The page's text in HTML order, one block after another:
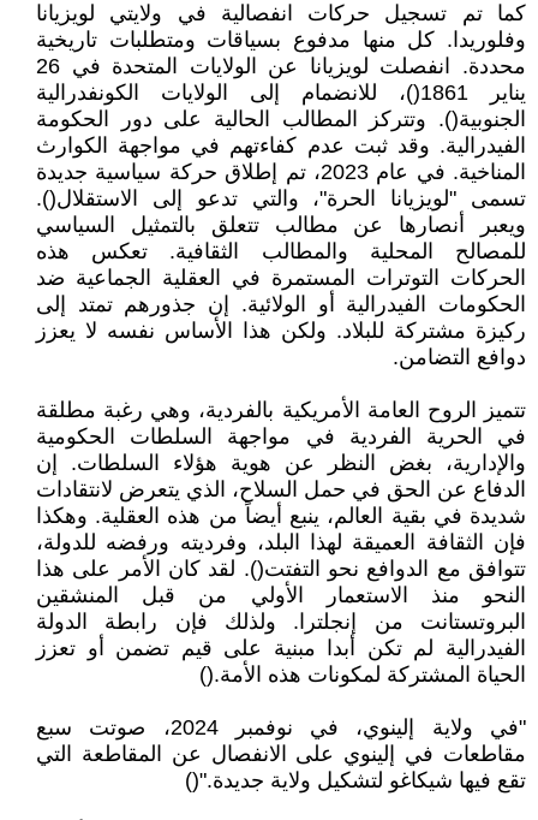
كما تم تسجيل حركات انفصالية في ولايتي لويزيانا
وفلوريدا. كل منها مدفوع بسياقات ومتطلبات تاريخية
محددة. انفصلت لويزيانا عن الولايات المتحدة في 26
يناير 1861()، للانضمام إلى الولايات الكونفدرالية
الجنوبية(). وتتركز المطالب الحالية على دور الحكومة
الفيدرالية. وقد ثبت عدم كفاءتهم في مواجهة الكوارث
المناخية. في عام 2023، تم إطلاق حركة سياسية جديدة
تسمى "لويزيانا الحرة"، والتي تدعو إلى الاستقلال().
ويعبر أنصارها عن مطالب تتعلق بالتمثيل السياسي
للمصالح المحلية والمطالب الثقافية. تعكس هذه
الحركات التوترات المستمرة في العقلية الجماعية ضد
الحكومات الفيدرالية أو الولائية. إن جذورهم تمتد إلى
ركيزة مشتركة للبلاد. ولكن هذا الأساس نفسه لا يعزز
دوافع التضامن.
تتميز الروح العامة الأمريكية بالفردية، وهي رغبة مطلقة
في الحرية الفردية في مواجهة السلطات الحكومية
والإدارية، بغض النظر عن هوية هؤلاء السلطات. إن
الدفاع عن الحق في حمل السلاح، الذي يتعرض لانتقادات
شديدة في بقية العالم، ينبع أيضاً من هذه العقلية. وهكذا
فإن الثقافة العميقة لهذا البلد، وفرديته ورفضه للدولة،
تتوافق مع الدوافع نحو التفتت(). لقد كان الأمر على هذا
النحو منذ الاستعمار الأولي من قبل المنشقين
البروتستانت من إنجلترا. ولذلك فإن رابطة الدولة
الفيدرالية لم تكن أبدا مبنية على قيم تضمن أو تعزز
الحياة المشتركة لمكونات هذه الأمة.()
"في ولاية إلينوي، في نوفمبر 2024، صوتت سبع
مقاطعات في إلينوي على الانفصال عن المقاطعة التي
تقع فيها شيكاغو لتشكيل ولاية جديدة."()